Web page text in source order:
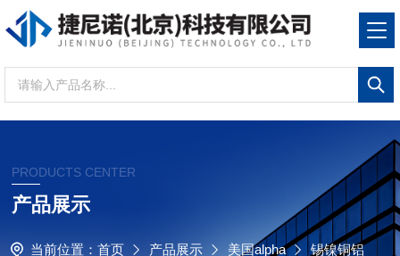
PRODUCTS CENTER
产品展示
当前位置： 首页 产品展示 美国alpha
锡镍铜铝